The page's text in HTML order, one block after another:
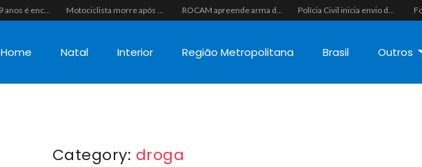
Homem de 39 anos é encontrado morto a tiros ao lado de motocicleta às margens da BR-226 em Janduís Motociclista morre após colisão com caminhão na RN-118, entre Pendências e Alto do Rodrigues ROCAM apreende arma de fogo calibre .357, munições e drogas durante patrulhamento no bairro Santos Reis Polícia Civil inicia envio de intimações para recuperar celulares furtados ou roubados no RN, mas cobrança recai sobre o consumidor na ponta mais fraca
Home Natal Interior Região Metropolitana Brasil Outros
Category: droga